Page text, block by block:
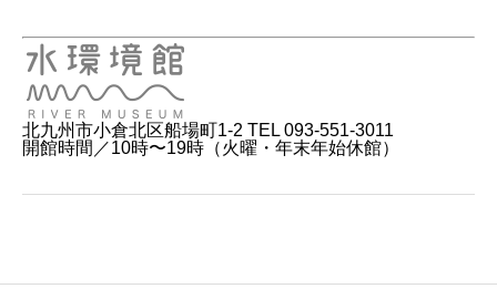
北九州市小倉北区船場町1-2 TEL 093-551-3011
開館時間／10時〜19時（火曜・年末年始休館）